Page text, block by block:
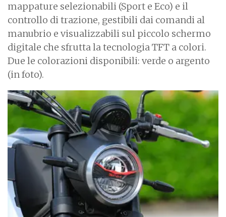
mappature selezionabili (Sport e Eco) e il
controllo di trazione, gestibili dai comandi al
manubrio e visualizzabili sul piccolo schermo
digitale che sfrutta la tecnologia TFT a colori.
Due le colorazioni disponibili: verde o argento
(in foto).
I
m
g
e